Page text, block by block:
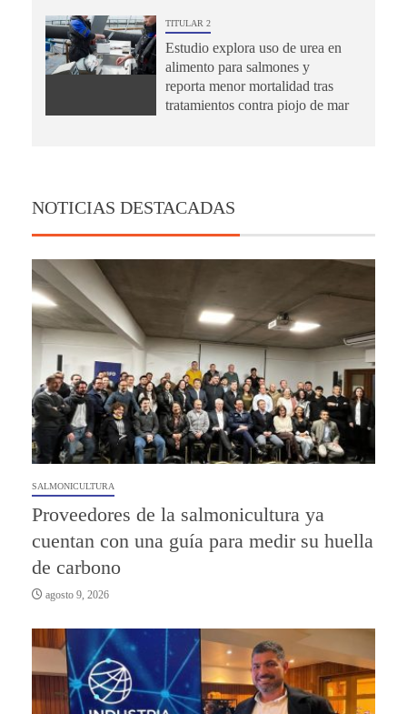
TITULAR 2
Estudio explora uso de urea en
alimento para salmones y
reporta menor mortalidad tras
tratamientos contra piojo de mar
NOTICIAS DESTACADAS
SALMONICULTURA
Proveedores de la salmonicultura ya
cuentan con una guía para medir su huella
de carbono
agosto 9, 2026